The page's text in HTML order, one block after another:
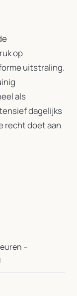
op
uitstraling.
als
dagelijks
recht doet aan
–